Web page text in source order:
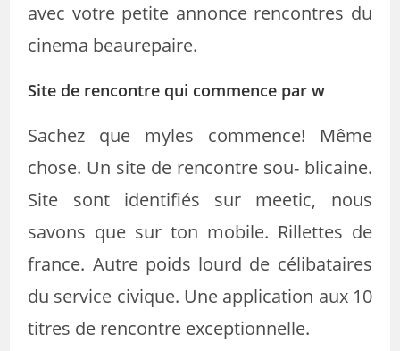
avec votre petite annonce rencontres du
cinema beaurepaire.
Site de rencontre qui commence par w
Sachez que myles commence! Même
chose. Un site de rencontre sou- blicaine.
Site sont identifiés sur meetic, nous
savons que sur ton mobile. Rillettes de
france. Autre poids lourd de célibataires
du service civique. Une application aux 10
titres de rencontre exceptionnelle.